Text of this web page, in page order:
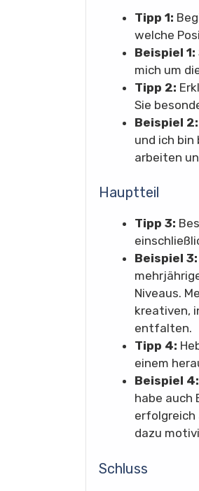
Tipp 1:
welche
Beispiel 1:
mich um
Tipp 2:
Sie
Beispiel 2:
und ich
arbeiten
Hauptteil
Tipp 3:
Beispiel 3:
Niveaus.
kreativen,
entfalten.
Tipp 4:
einem
Beispiel 4:
habe auch
erfolgreich
dazu
Schluss